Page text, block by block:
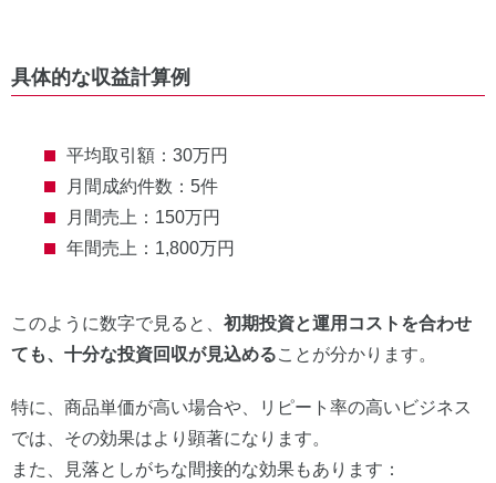
具体的な収益計算例
平均取引額：30万円
月間成約件数：5件
月間売上：150万円
年間売上：1,800万円
このように数字で見ると、 初期投資と運用コストを合わせ
ても、十分な投資回収が見込めることが分かります。
特に、商品単価が高い場合や、リピート率の高いビジネス
では、その効果はより顕著になります。
また、見落としがちな間接的な効果もあります：